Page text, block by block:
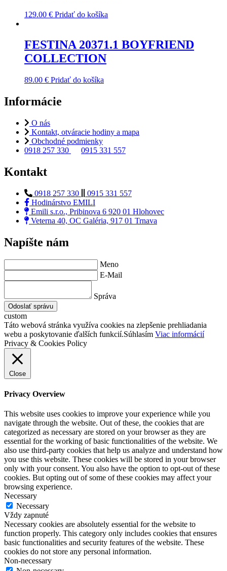
129.00 € Pridať do košíka
FESTINA 20371.1 BOYFRIEND
COLLECTION
89.00 € Pridať do košíka
Informácie
O nás
Kontakt, otváracie hodiny a mapa
Obchodné podmienky
0918 257 330
0915 331 557
Kontakt
0918 257 330
0915 331 557
Hodinárstvo EMILI
Emili s.r.o., Pribinova 6 920 01 Hlohovec
Veterna 40, OC Galéria, 917 01 Trnava
Napíšte nám
Meno
E-Mail
Správa
Odoslať správu
custom
Táto webová stránka využíva cookies na zlepšenie prehliadania
webu a poskytovanie ďalších funkcií.Súhlasím Viac informácií
Privacy & Cookies Policy
Close
Privacy Overview
This website uses cookies to improve your experience while you
navigate through the website. Out of these, the cookies that are
categorized as necessary are stored on your browser as they are
essential for the working of basic functionalities of the website. We
also use third-party cookies that help us analyze and understand how
you use this website. These cookies will be stored in your browser
only with your consent. You also have the option to opt-out of these
cookies. But opting out of some of these cookies may affect your
browsing experience.
Necessary
Necessary
Vždy zapnuté
Necessary cookies are absolutely essential for the website to
function properly. This category only includes cookies that ensures
basic functionalities and security features of the website. These
cookies do not store any personal information.
Non-necessary